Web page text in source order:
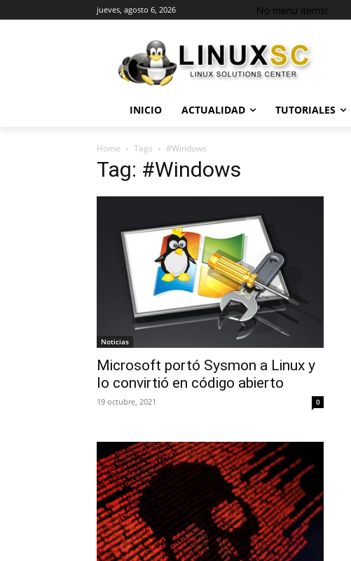
jueves, agosto 6, 2026 No menu items!
INICIO ACTUALIDAD TUTORIALES
Home Tags #Windows
Tag: #Windows
Noticias
Microsoft portó Sysmon a Linux y
lo convirtió en código abierto
19 octubre, 2021 0